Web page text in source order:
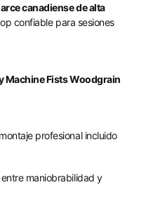
canadiense de alta
confiable para sesiones
Machine Fists Woodgrain
profesional incluido
maniobrabilidad y